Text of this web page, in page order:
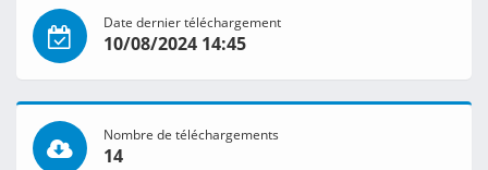
Date dernier téléchargement
10/08/2024 14:45
Nombre de téléchargements
14